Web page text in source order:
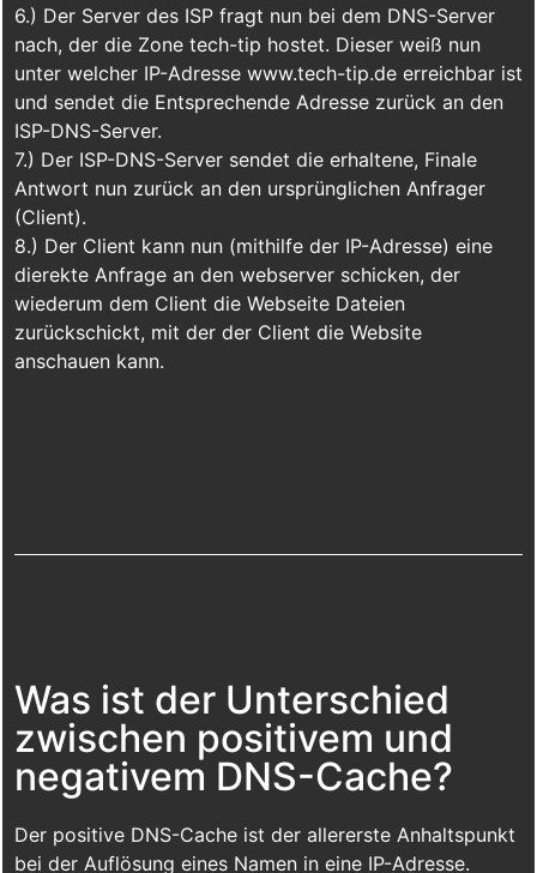
6.) Der Server des ISP fragt nun bei dem DNS-Server
nach, der die Zone tech-tip hostet. Dieser weiß nun
unter welcher IP-Adresse www.tech-tip.de erreichbar ist
und sendet die Entsprechende Adresse zurück an den
ISP-DNS-Server.
7.) Der ISP-DNS-Server sendet die erhaltene, Finale
Antwort nun zurück an den ursprünglichen Anfrager
(Client).
8.) Der Client kann nun (mithilfe der IP-Adresse) eine
dierekte Anfrage an den webserver schicken, der
wiederum dem Client die Webseite Dateien
zurückschickt, mit der der Client die Website
anschauen kann.
Was ist der Unterschied
zwischen positivem und
negativem DNS-Cache?
Der positive DNS-Cache ist der allererste Anhaltspunkt
bei der Auflösung eines Namen in eine IP-Adresse.